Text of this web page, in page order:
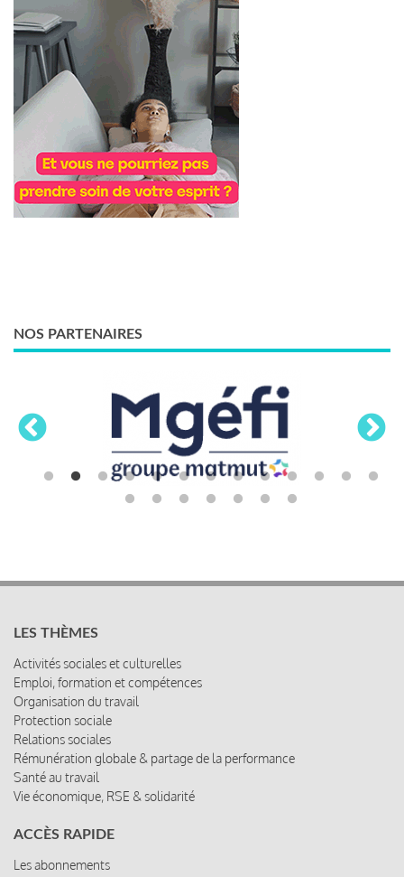
NOS PARTENAIRES
LES THÈMES
Activités sociales et culturelles
Emploi, formation et compétences
Organisation du travail
Protection sociale
Relations sociales
Rémunération globale & partage de la performance
Santé au travail
Vie économique, RSE & solidarité
ACCÈS RAPIDE
Les abonnements